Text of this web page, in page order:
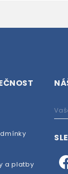
a platby